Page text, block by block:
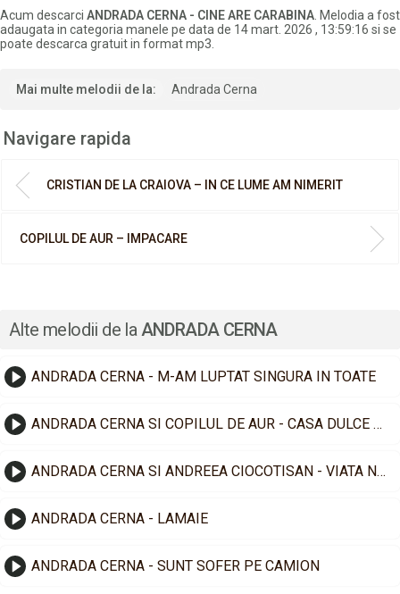
Acum descarci ANDRADA CERNA - CINE ARE CARABINA . Melodia a fost
adaugata in categoria manele pe data de 14 mart. 2026 , 13:59:16 si se
poate descarca gratuit in format mp3.
Mai multe melodii de la: Andrada Cerna
Navigare rapida
CRISTIAN DE LA CRAIOVA – IN CE LUME AM NIMERIT
COPILUL DE AUR – IMPACARE
Alte melodii de laANDRADA CERNA
ANDRADA CERNA - M-AM LUPTAT SINGURA IN TOATE
ANDRADA CERNA SI COPILUL DE AUR - CASA DULCE CASA
ANDRADA CERNA SI ANDREEA CIOCOTISAN - VIATA NU ARE BUTON
ANDRADA CERNA - LAMAIE
ANDRADA CERNA - SUNT SOFER PE CAMION